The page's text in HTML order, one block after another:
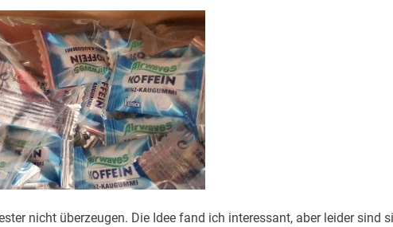
nicht überzeugen. Die Idee fand ich interessant, aber leider sind